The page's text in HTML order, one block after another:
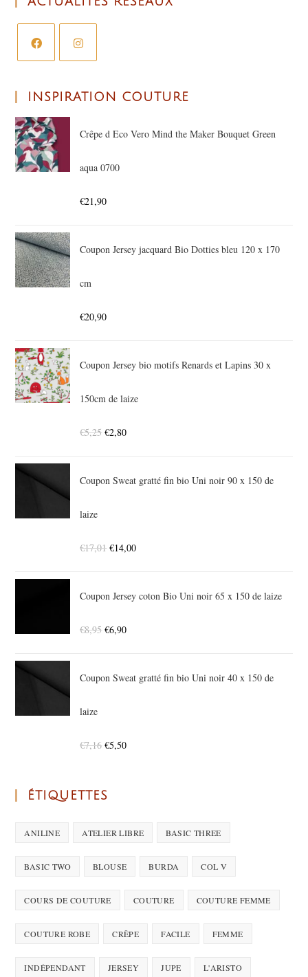
INSPIRATION COUTURE
Crêpe d Eco Vero Mind the Maker Bouquet Green
aqua 0700
€21,90
Coupon Jersey jacquard Bio Dotties bleu 120 x 170
cm
€20,90
Coupon Jersey bio motifs Renards et Lapins 30 x
150cm de laize
€5,25 €2,80
Coupon Sweat gratté fin bio Uni noir 90 x 150 de
laize
€17,01 €14,00
Coupon Jersey coton Bio Uni noir 65 x 150 de laize
€8,95 €6,90
Coupon Sweat gratté fin bio Uni noir 40 x 150 de
laize
€7,16 €5,50
ÉTIQUETTES
ANILINE ATELIER LIBRE BASIC THREE
BASIC TWO BLOUSE BURDA COL V
COURS DE COUTURE COUTURE COUTURE FEMME
COUTURE ROBE CRÊPE FACILE FEMME
INDÉPENDANT JERSEY JUPE L'ARISTO